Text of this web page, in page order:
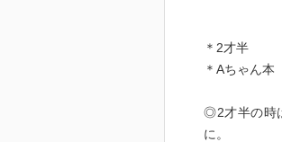
＊2才半
＊Aちゃん本
◎2才半の時
に。